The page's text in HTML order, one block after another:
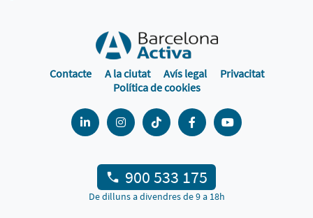
Contacte A la ciutat Avís legal
Privacitat
Política de cookies
900 533 175
De dilluns a divendres de 9 a 18h